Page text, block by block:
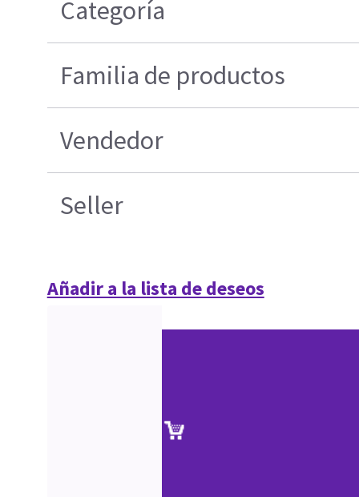
Categoría
Familia de productos
Vendedor
Seller
Añadir a la lista de deseos